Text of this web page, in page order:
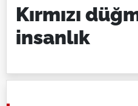
Kırmızı
insanlık